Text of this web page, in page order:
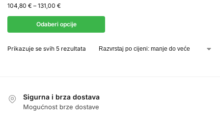
104,80 € – 131,00 €
Odaberi opcije
Prikazuje se svih 5 rezultata
Sigurna i brza dostava
Mogućnost brze dostave